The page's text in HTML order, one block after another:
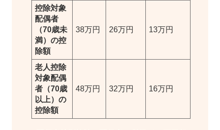
控除対象
配偶者
（70歳未
満）の控
除額
38万円 26万円 13万円
老人控除
対象配偶
者（70歳
以上）の
控除額
48万円 32万円 16万円